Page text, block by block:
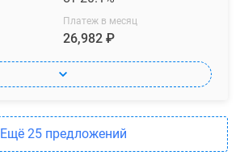
Платеж в месяц
26,982 ₽
Ещё 25 предложений